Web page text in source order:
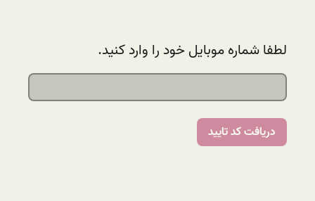
لطفا شماره موبایل خود را وارد کنید.
دریافت کد تایید